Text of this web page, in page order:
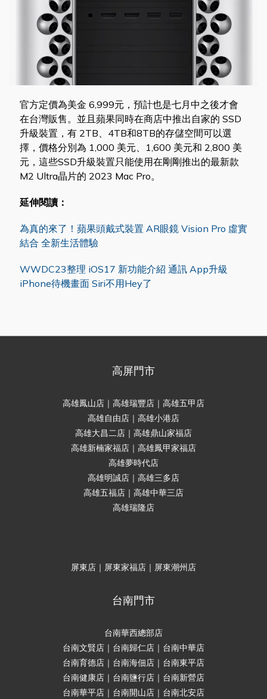
官方定價為美金 6,999元，預計也是七月中之後才會
在台灣販售。並且蘋果同時在商店中推出自家的 SSD
升級裝置，有 2TB、4TB和8TB的存儲空間可以選
擇，價格分別為 1,000 美元、1,600 美元和 2,800 美
元，這些SSD升級裝置只能使用在剛剛推出的最新款
M2 Ultra晶片的 2023 Mac Pro。
延伸閱讀：
為真的來了！蘋果頭戴式裝置 AR眼鏡 Vision Pro 虛實
結合 全新生活體驗
WWDC23整理 iOS17 新功能介紹 通訊 App升級
iPhone待機畫面 Siri不用Hey了
高屏門市
高雄鳳山店｜高雄瑞豐店｜高雄五甲店
高雄自由店｜高雄小港店
高雄大昌二店｜高雄鼎山家福店
高雄新楠家福店｜高雄鳳甲家福店
高雄夢時代店
高雄明誠店｜高雄三多店
高雄五福店｜高雄中華三店
高雄瑞隆店
屏東店｜屏東家福店｜屏東潮州店
台南門市
台南華西總部店
台南文賢店｜台南歸仁店｜台南中華店
台南育德店｜台南海佃店｜台南東平店
台南健康店｜台南鹽行店｜台南新營店
台南華平店｜台南開山店｜台南北安店